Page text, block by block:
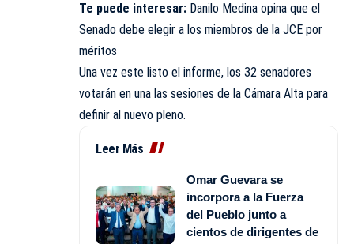
Te puede interesar: Danilo Medina opina que el
Senado debe elegir a los miembros de la JCE por
méritos
Una vez este listo el informe, los 32 senadores
votarán en una las sesiones de la Cámara Alta para
definir al nuevo pleno.
Leer Más
Omar Guevara se
incorpora a la Fuerza
del Pueblo junto a
cientos de dirigentes de